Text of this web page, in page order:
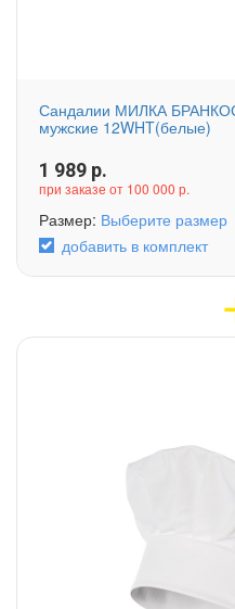
Сандалии МИЛКА
мужские 12WHT(белые)
1 989 р.
при заказе от 100 000 р.
Размер: Выберите размер
добавить в комплект